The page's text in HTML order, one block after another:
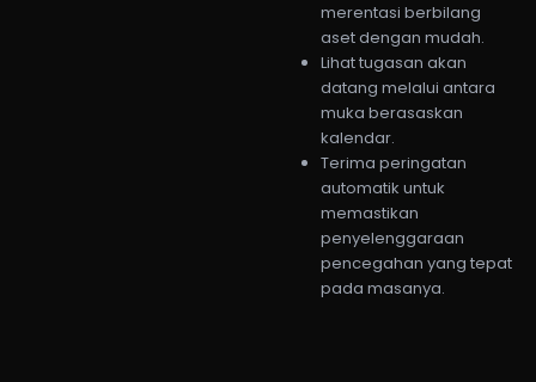
merentasi berbilang
aset dengan mudah.
Lihat tugasan akan
datang melalui antara
muka berasaskan
kalendar.
Terima peringatan
automatik untuk
memastikan
penyelenggaraan
pencegahan yang tepat
pada masanya.